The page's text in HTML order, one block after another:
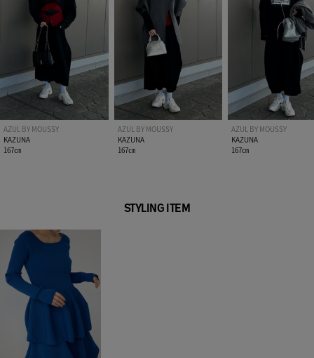
AZUL BY MOUSSY
KAZUNA
167㎝
AZUL BY MOUSSY
KAZUNA
167㎝
AZUL BY MOUSSY
KAZUNA
167㎝
STYLING ITEM